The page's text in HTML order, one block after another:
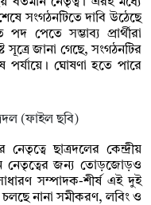
সংগঠনটিতে দাবি উঠেছে
পেতে সম্ভাব্য প্রার্থীরা
জানা গেছে, সংগঠনটির
পর্যায়ে। ঘোষণা হতে পারে
(ফাইল ছবি)
ছাত্রদলের কেন্দ্রীয়
নেতৃত্বের জন্য তোড়জোড়ও
সম্পাদক-শীর্ষ এই দুই
নানা সমীকরণ, লবিং ও